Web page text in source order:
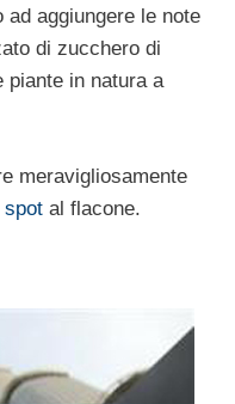
ad aggiungere le note
di zucchero di
piante in natura a
meravigliosamente
spot al flacone.